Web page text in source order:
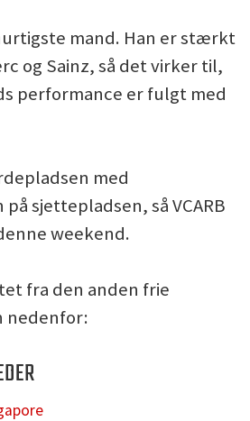
mand. Han er stærkt
og Sainz, så det virker til,
performance er fulgt med
med
sjettepladsen, så VCARB
weekend.
fra den anden frie
nedenfor: